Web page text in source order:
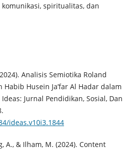
spiritualitas, dan
Analisis Semiotika Roland
Habib Husein Ja’far Al Hadar dalam
Jurnal Pendidikan, Sosial, Dan
ideas.v10i3.1844
A., & Ilham, M. (2024). Content